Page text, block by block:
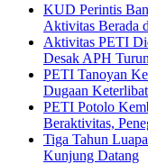
KUD Perintis
Aktivitas Berada
Aktivitas PETI
Desak APH
PETI Tanoyan
Dugaan
PETI Potolo
Beraktivitas,
Tiga Tahun
Kunjung Datang